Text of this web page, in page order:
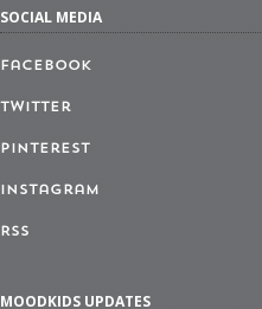
SOCIAL MEDIA
Facebook
Twitter
Pinterest
Instagram
RSS
MOODKIDS UPDATES